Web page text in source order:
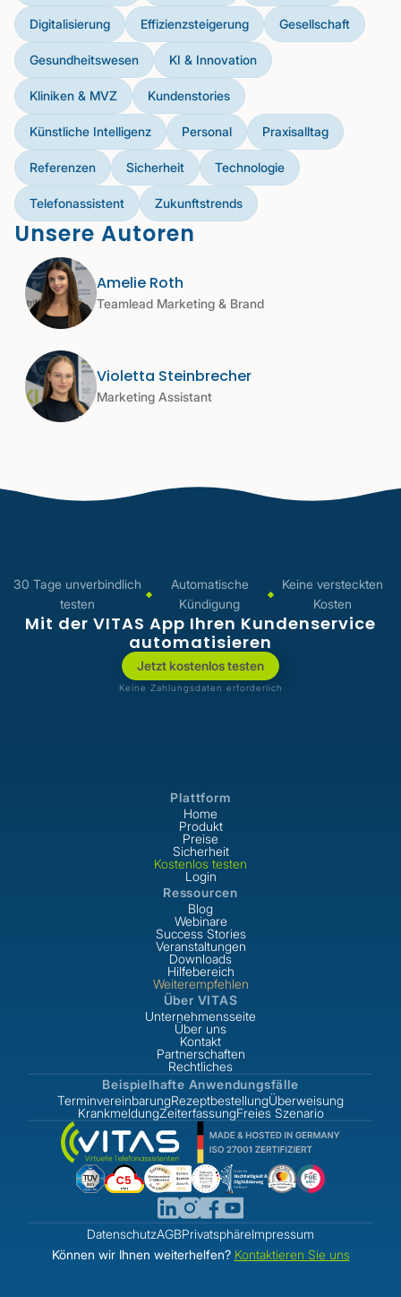
Digitalisierung Effizienzsteigerung Gesellschaft
Gesundheitswesen KI & Innovation
Kliniken & MVZ Kundenstories
Künstliche Intelligenz Personal Praxisalltag
Referenzen Sicherheit Technologie
Telefonassistent Zukunftstrends
Unsere Autoren
Amelie Roth
Teamlead Marketing & Brand
Violetta Steinbrecher
Marketing Assistant
30 Tage unverbindlich
testen
Automatische
Kündigung
Keine versteckten
Kosten
Mit der VITAS App Ihren Kundenservice
automatisieren
Jetzt kostenlos testen
Keine Zahlungsdaten erforderlich
Plattform
Home
Produkt
Preise
Sicherheit
Kostenlos testen
Login
Ressourcen
Blog
Webinare
Success Stories
Veranstaltungen
Downloads
Hilfebereich
Weiterempfehlen
Über VITAS
Unternehmensseite
Über uns
Kontakt
Partnerschaften
Rechtliches
Beispielhafte Anwendungsfälle
TerminvereinbarungRezeptbestellungÜberweisung
KrankmeldungZeiterfassungFreies Szenario
DatenschutzAGBPrivatsphäreImpressum
Können wir Ihnen weiterhelfen? Kontaktieren Sie uns